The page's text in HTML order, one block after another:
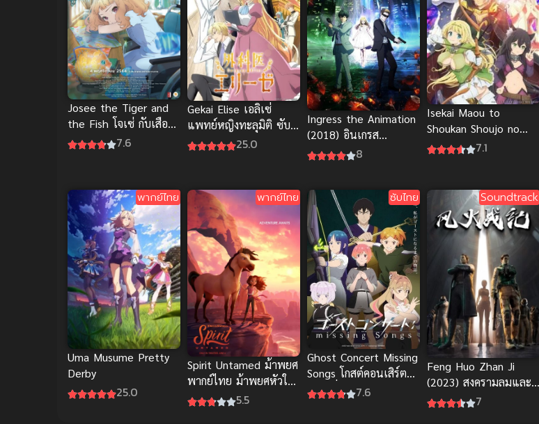
Josee the Tiger and
the Fish โจเซ่ กับเสือ
และหมู่ปลา The Movie
7.6
Gekai Elise เอลิเซ่
แพทย์หญิงทะลุมิติ ซับ
ไทย
25.0
Ingress the Animation
(2018) อินเกรส
พลังงานผ่ามิติ
8
Isekai Maou to
Shoukan Shoujo no
Dorei Majutsu จอมมาร
7.1
พากย์ไทย
Uma Musume Pretty
Derby
25.0
พากย์ไทย
Spirit Untamed ม้าพยศ
พากย์ไทย ม้าพยศหัวใจ
แกร่ง แอนิเมชันภาพ
5.5
ซับไทย
Ghost Concert Missing
Songs โกสต์คอนเสิร์ต
เพลงที่หายไป ซับไทย ดู
7.6
Soundtrack
Feng Huo Zhan Ji
(2023) สงครามลมและ
ไฟ
7